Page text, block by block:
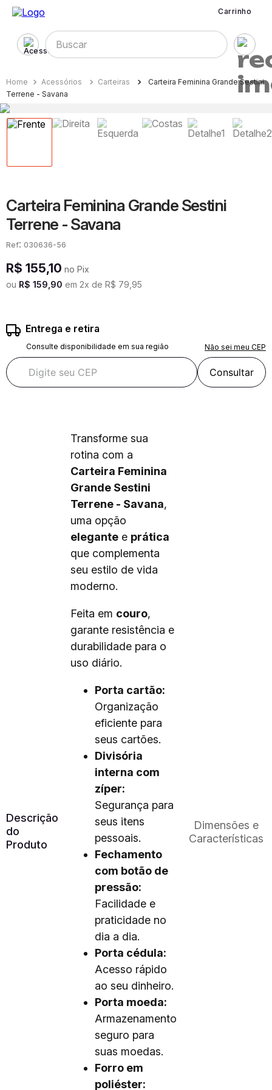
Carrinho
Buscar
Acessórios Carteiras
Carteira Feminina Grande Sestini
Terrene - Savana
Carteira Feminina Grande Sestini
Terrene - Savana
: 030636-56
R$ 155,10 no Pix
ou R$ 159 90 em 2x de R$ 79 95
Entrega e retira
Consulte disponibilidade em sua região Não sei meu CEP
Consultar
Descrição
do
Produto
Transforme sua
rotina com a
Carteira Feminina
Grande Sestini
Terrene - Savana,
uma opção
elegante e prática
que complementa
seu estilo de vida
moderno.
Feita em couro,
garante resistência e
durabilidade para o
uso diário.
Porta cartão:
Organização
eficiente para
seus cartões.
Divisória
interna com
zíper:
Segurança para
seus itens
pessoais.
Fechamento
com botão de
pressão:
Facilidade e
praticidade no
dia a dia.
Porta cédula:
Acesso rápido
ao seu dinheiro.
Porta moeda:
Armazenamento
seguro para
suas moedas.
Forro em
poliéster:
Dimensões e
Características